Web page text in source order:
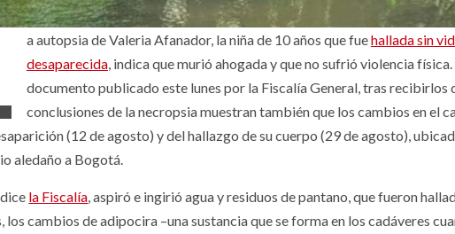
a autopsia de Valeria Afanador, la niña de 10 años que fuehallada sin
desaparecida, indica que murió ahogada y que no sufrió violencia
documento publicado este lunes por la Fiscalía General, tras
conclusiones de la necropsia muestran también que los cambios en el
(12 de agosto) y del hallazgo de su cuerpo (29 de agosto),
aledaño a Bogotá.
la Fiscalía , aspiró e ingirió agua y residuos de pantano, que fueron
los cambios de adipocira –una sustancia que se forma en los cadáveres